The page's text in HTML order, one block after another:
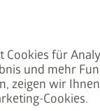
Cookies für
und mehr
zeigen wir
Cookies.
Preis: Der